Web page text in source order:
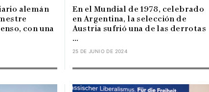
alemán
con una
En el Mundial de 1978, celebrado
en Argentina, la selección de
Austria sufrió una de las derrotas
...
25 DE JUNIO DE 2024